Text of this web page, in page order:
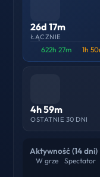
26d 17m
ŁĄCZNIE
622h 27m 1h
4h 59m
OSTATNIE 30 DNI
Aktywność (14 dni)
W grze Spectator